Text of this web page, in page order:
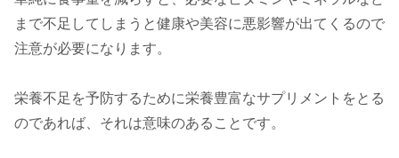
まで不足してしまうと健康や美容に悪影響が出てくるので
注意が必要になります。
栄養不足を予防するために栄養豊富なサプリメントをとる
のであれば、それは意味のあることです。